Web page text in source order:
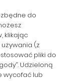
do
klikając
używania (z
pliki do
Udzieloną
wycofać lub